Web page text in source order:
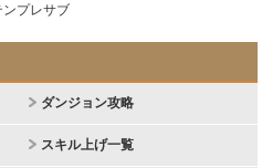
ンプレサブ
ダンジョン攻略
スキル上げ一覧